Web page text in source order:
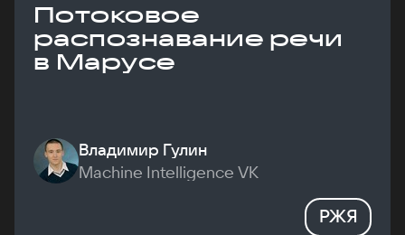
Потоковое
распознавание речи
в Марусе
Владимир Гулин
Machine Intelligence VK
РЖЯ